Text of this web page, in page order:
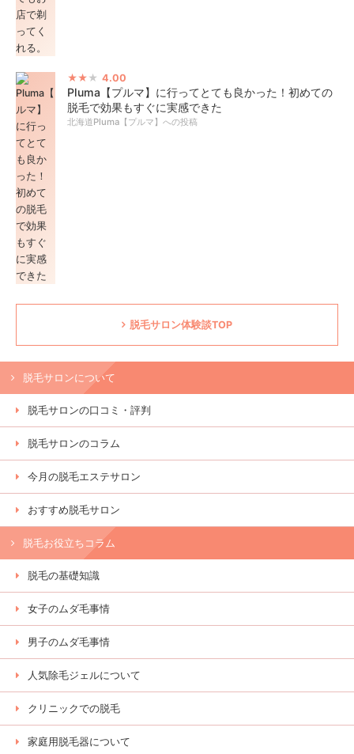
4.00
Pluma【プルマ】に行ってとても良かった！初めての
脱毛で効果もすぐに実感できた
北海道Pluma【プルマ】への投稿
脱毛サロン体験談TOP
脱毛サロンについて
脱毛サロンの口コミ・評判
脱毛サロンのコラム
今月の脱毛エステサロン
おすすめ脱毛サロン
脱毛お役立ちコラム
脱毛の基礎知識
女子のムダ毛事情
男子のムダ毛事情
人気除毛ジェルについて
クリニックでの脱毛
家庭用脱毛器について